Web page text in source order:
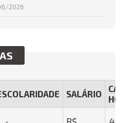
2026
SALÁRIO